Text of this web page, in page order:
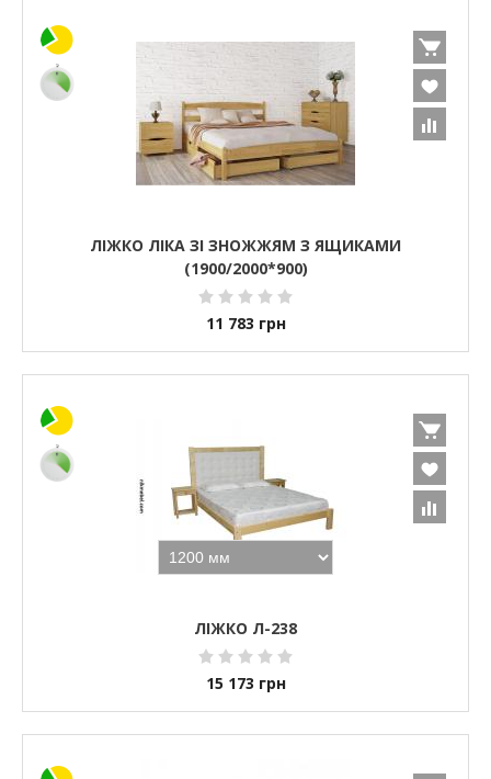
ЛІЖКО ЛІКА ЗІ ЗНОЖЖЯМ З ЯЩИКАМИ
(1900/2000*900)
11 783 грн
ЛІЖКО Л-238
15 173 грн